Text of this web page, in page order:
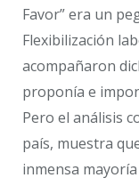
Favor” era un
Flexibilización
acompañaron
proponía e
Pero el análisis
país, muestra
inmensa